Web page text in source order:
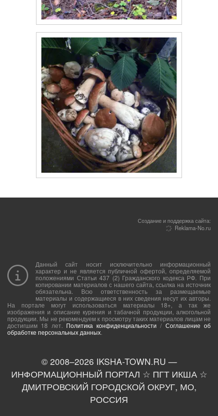
Создание и поддержка сайта:
Reklama-No.ru
Данный сайт носит исключительно информационный
характер и не является публичной офертой, определяемой
положениями Статьи 437 (2) Гражданского кодекса РФ. При
копировании материалов с нашего сайта, ссылка на источник
обязательна. Всю ответственность за размещаемые
материалы и содержащиеся в них сведения несут их авторы.
На портале могут использоваться материалы 18+, а так же
изображения и описание курения и табачной продукции, алкогольной
продукции. Мы не рекомендуем к просмотру таких материалов лицам не
достигшим 18 лет. Политика конфиденциальности / Соглашение об
обработке персональных данных.
© 2008–2026 IKSHA-TOWN.RU —
ИНФОРМАЦИОННЫЙ ПОРТАЛ ☆ ПГТ ИКША ☆
ДМИТРОВСКИЙ ГОРОДСКОЙ ОКРУГ, МО,
РОССИЯ